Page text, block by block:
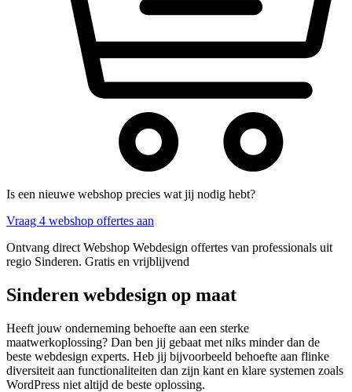
Is een nieuwe webshop precies wat jij nodig hebt?
Vraag 4 webshop offertes aan
Ontvang direct Webshop Webdesign offertes van professionals uit
regio Sinderen. Gratis en vrijblijvend
Sinderen webdesign op maat
Heeft jouw onderneming behoefte aan een sterke
maatwerkoplossing? Dan ben jij gebaat met niks minder dan de
beste webdesign experts. Heb jij bijvoorbeeld behoefte aan flinke
diversiteit aan functionaliteiten dan zijn kant en klare systemen zoals
WordPress niet altijd de beste oplossing.